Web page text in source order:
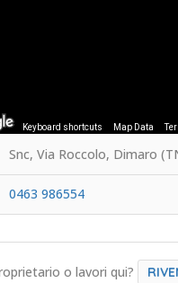
Keyboard shortcuts Map Data
Snc, Via Roccolo, Dimaro
0463 986554
o lavori qui?